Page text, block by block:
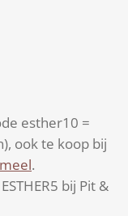
esther10 =
ook te koop bij
.
bij Pit &